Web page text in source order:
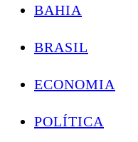
BAHIA
BRASIL
ECONOMIA
POLÍTICA